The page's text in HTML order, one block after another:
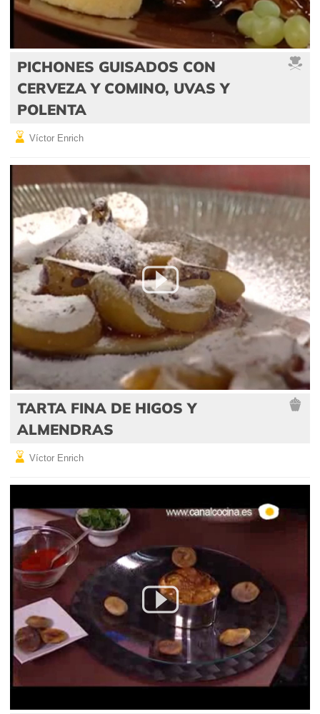
PICHONES GUISADOS CON
CERVEZA Y COMINO, UVAS Y
POLENTA
Víctor Enrich
TARTA FINA DE HIGOS Y
ALMENDRAS
Víctor Enrich